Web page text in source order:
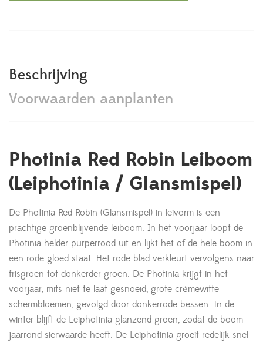
Beschrijving
Voorwaarden aanplanten
Photinia Red Robin Leiboom
(Leiphotinia / Glansmispel)
De Photinia Red Robin (Glansmispel) in leivorm is een
prachtige groenblijvende leiboom. In het voorjaar loopt de
Photinia helder purperrood uit en lijkt het of de hele boom in
een rode gloed staat. Het rode blad verkleurt vervolgens naar
frisgroen tot donkerder groen. De Photinia krijgt in het
voorjaar, mits niet te laat gesnoeid, grote crémewitte
schermbloemen, gevolgd door donkerrode bessen. In de
winter blijft de Leiphotinia glanzend groen, zodat de boom
jaarrond sierwaarde heeft. De Leiphotinia groeit redelijk snel